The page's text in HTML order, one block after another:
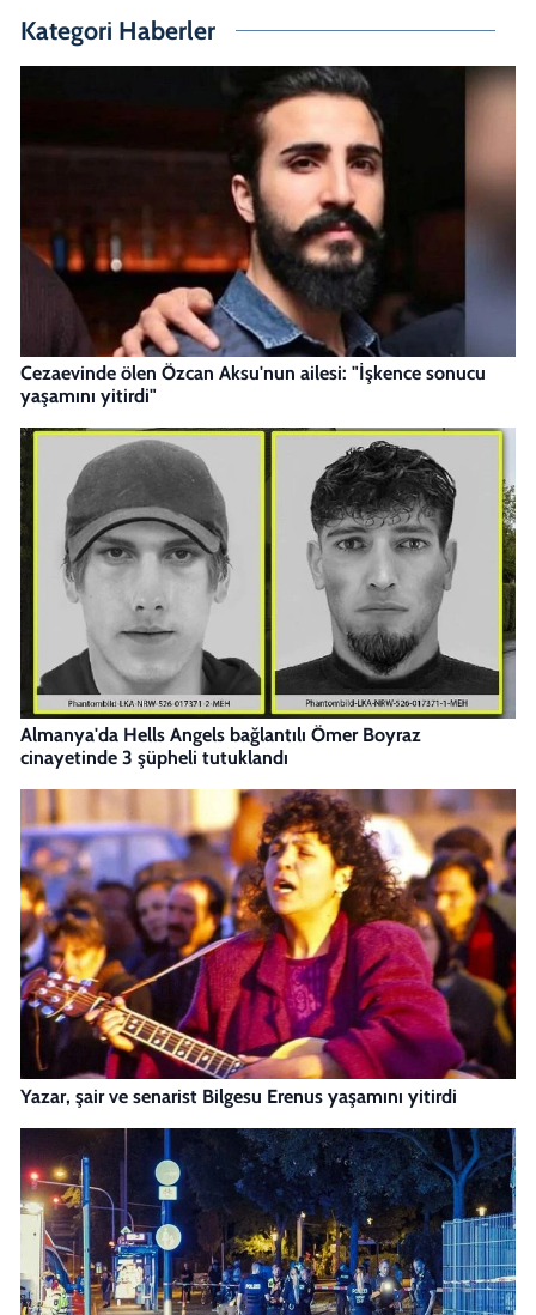
Kategori Haberler
Cezaevinde ölen Özcan Aksu'nun ailesi: "İşkence sonucu
yaşamını yitirdi"
Almanya'da Hells Angels bağlantılı Ömer Boyraz
cinayetinde 3 şüpheli tutuklandı
Yazar, şair ve senarist Bilgesu Erenus yaşamını yitirdi